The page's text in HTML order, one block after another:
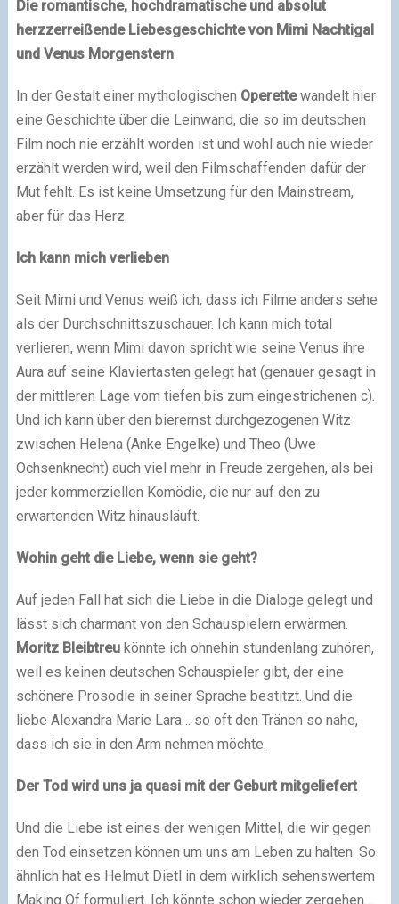
Die romantische, hochdramatische und absolut
herzzerreißende Liebesgeschichte von Mimi Nachtigal
und Venus Morgenstern
In der Gestalt einer mythologischen Operettewandelt hier
eine Geschichte über die Leinwand, die so im deutschen
Film noch nie erzählt worden ist und wohl auch nie wieder
erzählt werden wird, weil den Filmschaffenden dafür der
Mut fehlt. Es ist keine Umsetzung für den Mainstream,
aber für das Herz.
Ich kann mich verlieben
Seit Mimi und Venus weiß ich, dass ich Filme anders sehe
als der Durchschnittszuschauer. Ich kann mich total
verlieren, wenn Mimi davon spricht wie seine Venus ihre
Aura auf seine Klaviertasten gelegt hat (genauer gesagt in
der mittleren Lage vom tiefen bis zum eingestrichenen c).
Und ich kann über den bierernst durchgezogenen Witz
zwischen Helena (Anke Engelke) und Theo (Uwe
Ochsenknecht) auch viel mehr in Freude zergehen, als bei
jeder kommerziellen Komödie, die nur auf den zu
erwartenden Witz hinausläuft.
Wohin geht die Liebe, wenn sie geht?
Auf jeden Fall hat sich die Liebe in die Dialoge gelegt und
lässt sich charmant von den Schauspielern erwärmen.
Moritz Bleibtreukönnte ich ohnehin stundenlang zuhören,
weil es keinen deutschen Schauspieler gibt, der eine
schönere Prosodie in seiner Sprache bestitzt. Und die
liebe Alexandra Marie Lara… so oft den Tränen so nahe,
dass ich sie in den Arm nehmen möchte.
Der Tod wird uns ja quasi mit der Geburt mitgeliefert
Und die Liebe ist eines der wenigen Mittel, die wir gegen
den Tod einsetzen können um uns am Leben zu halten. So
ähnlich hat es Helmut Dietl in dem wirklich sehenswertem
Making Of formuliert. Ich könnte schon wieder zergehen…